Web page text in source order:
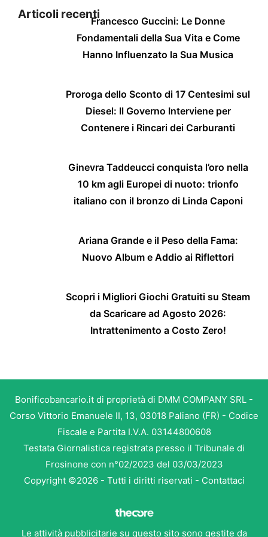
Articoli recentiFrancesco Guccini: Le Donne
Fondamentali della Sua Vita e Come
Hanno Influenzato la Sua Musica
Proroga dello Sconto di 17 Centesimi sul
Diesel: Il Governo Interviene per
Contenere i Rincari dei Carburanti
Ginevra Taddeucci conquista l’oro nella
10 km agli Europei di nuoto: trionfo
italiano con il bronzo di Linda Caponi
Ariana Grande e il Peso della Fama:
Nuovo Album e Addio ai Riflettori
Scopri i Migliori Giochi Gratuiti su Steam
da Scaricare ad Agosto 2026:
Intrattenimento a Costo Zero!
Bonificobancario.it di proprietà di DMM COMPANY SRL -
Corso Vittorio Emanuele II, 13, 03018 Paliano (FR) - Codice
Fiscale e Partita I.V.A. 03144800608
Testata Giornalistica registrata presso il Tribunale di
Frosinone con n°02/2023 del 03/03/2023
Copyright ©2026 - Tutti i diritti riservati - Contattaci
Le attività pubblicitarie su questo sito sono gestite da